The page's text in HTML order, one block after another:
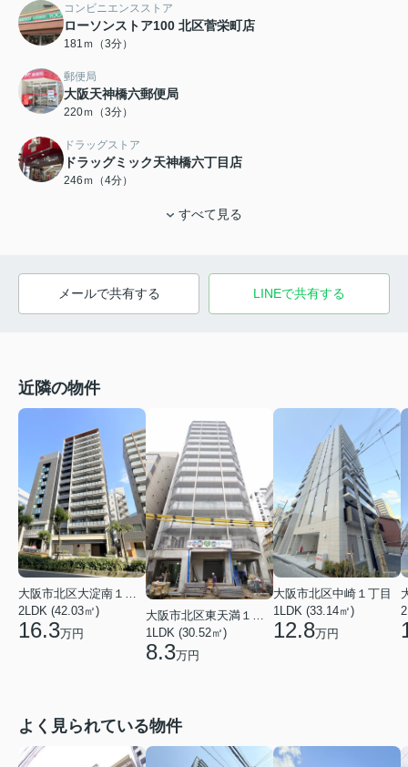
コンビニエンスストア
ローソンストア100 北区菅栄町店
181ｍ（3分）
郵便局
大阪天神橋六郵便局
220ｍ（3分）
ドラッグストア
ドラッグミック天神橋六丁目店
246ｍ（4分）
すべて見る
メールで共有する LINEで共有する
近隣の物件
大阪市北区大淀南１丁目
2LDK (42.03㎡)
16.3万円
1LDK (30.52㎡)
8.3万円
大阪市北区中崎１丁目
1LDK (33.14㎡)
12.8万円
よく見られている物件